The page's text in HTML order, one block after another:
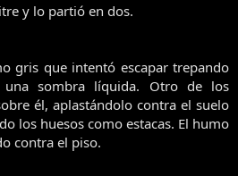
y lo partió en dos.
gris que intentó escapar trepando
sombra líquida. Otro de los
él, aplastándolo contra el suelo
los huesos como estacas. El humo
contra el piso.